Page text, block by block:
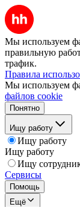
Мы используем
правильную
трафик.
Правила
Мы используем
файлов cookie
Понятно
Ищу работу
Ищу работу
Ищу работу
Ищу
Сервисы
Помощь
Ещё